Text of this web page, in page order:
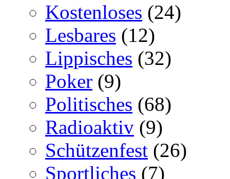
Kostenloses (24)
Lesbares (12)
Lippisches (32)
Poker (9)
Politisches (68)
Radioaktiv (9)
Schützenfest (26)
Sportliches (7)